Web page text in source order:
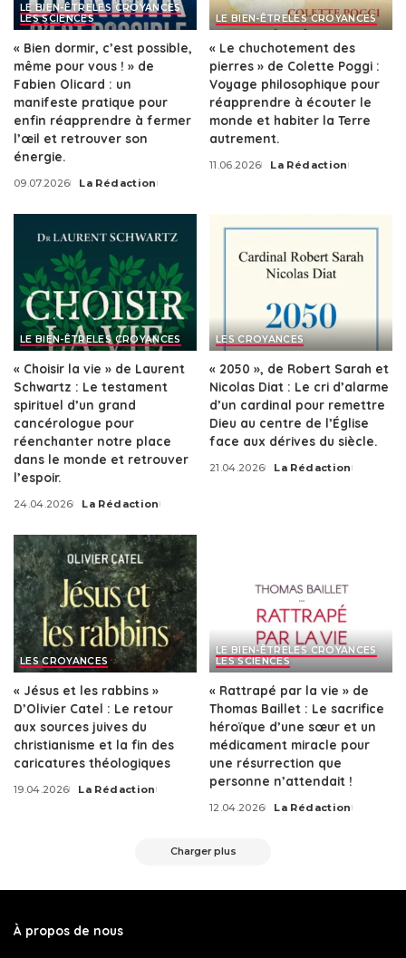
LE BIEN-ÊTRELES CROYANCES
LES SCIENCES
« Bien dormir, c’est possible,
même pour vous ! » de
Fabien Olicard : un
manifeste pratique pour
enfin réapprendre à fermer
l’œil et retrouver son
énergie.
09.07.2026
Posted
La Rédaction
LE BIEN-ÊTRELES CROYANCES
« Le chuchotement des
pierres » de Colette Poggi :
Voyage philosophique pour
réapprendre à écouter le
monde et habiter la Terre
autrement.
11.06.2026
Posted
La Rédaction
LE BIEN-ÊTRELES CROYANCES
« Choisir la vie » de Laurent
Schwartz : Le testament
spirituel d’un grand
cancérologue pour
réenchanter notre place
dans le monde et retrouver
l’espoir.
24.04.2026
Posted
La Rédaction
LES CROYANCES
« 2050 », de Robert Sarah et
Nicolas Diat : Le cri d’alarme
d’un cardinal pour remettre
Dieu au centre de l’Église
face aux dérives du siècle.
21.04.2026
Posted
La Rédaction
LES CROYANCES
« Jésus et les rabbins »
D’Olivier Catel : Le retour
aux sources juives du
christianisme et la fin des
caricatures théologiques
19.04.2026
Posted
La Rédaction
LE BIEN-ÊTRELES CROYANCES
LES SCIENCES
« Rattrapé par la vie » de
Thomas Baillet : Le sacrifice
héroïque d’une sœur et un
médicament miracle pour
une résurrection que
personne n’attendait !
12.04.2026
Posted
La Rédaction
Charger plus
À propos de nous